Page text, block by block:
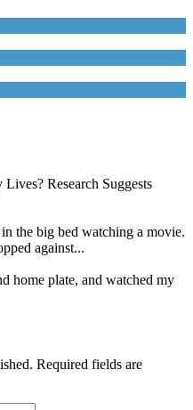
Research Suggests
the big bed watching a movie.
against...
home plate, and watched my
Required fields are